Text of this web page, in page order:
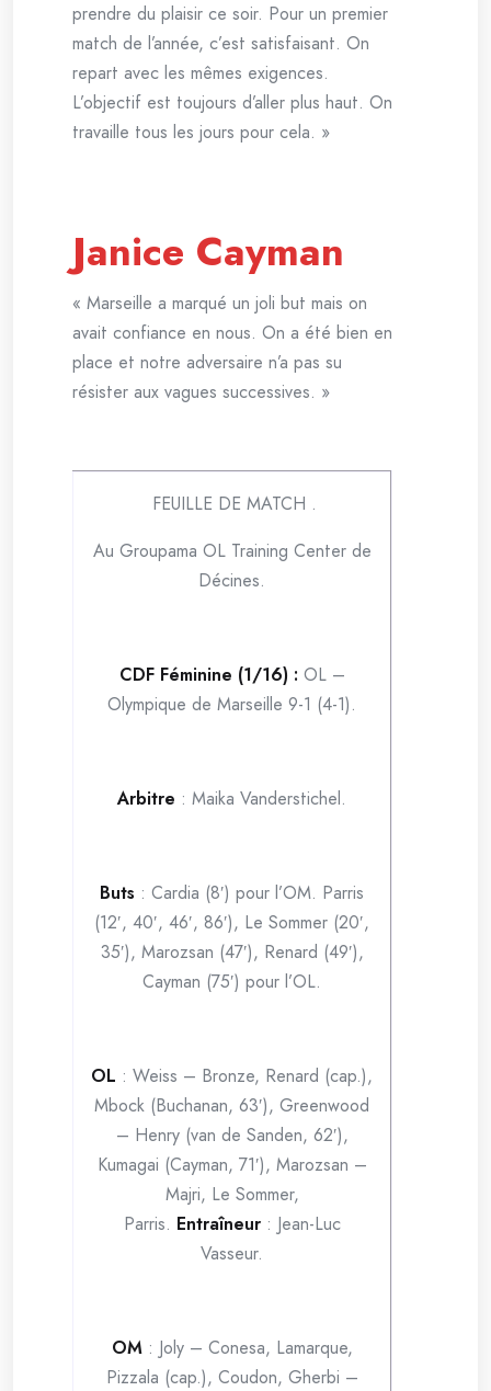
prendre du plaisir ce soir. Pour un premier
match de l’année, c’est satisfaisant. On
repart avec les mêmes exigences.
L’objectif est toujours d’aller plus haut. On
travaille tous les jours pour cela. »
Janice Cayman
« Marseille a marqué un joli but mais on
avait confiance en nous. On a été bien en
place et notre adversaire n’a pas su
résister aux vagues successives. »
FEUILLE DE MATCH .
Au Groupama OL Training Center de
Décines.
CDF Féminine (1/16) : OL –
Olympique de Marseille 9-1 (4-1).
Arbitre : Maika Vanderstichel.
Buts : Cardia (8′) pour l’OM. Parris
(12′, 40′, 46′, 86′), Le Sommer (20′,
35′), Marozsan (47′), Renard (49′),
Cayman (75′) pour l’OL.
OL : Weiss – Bronze, Renard (cap.),
Mbock (Buchanan, 63′), Greenwood
– Henry (van de Sanden, 62′),
Kumagai (Cayman, 71′), Marozsan –
Majri, Le Sommer,
Parris. Entraîneur: Jean-Luc
Vasseur.
OM : Joly – Conesa, Lamarque,
Pizzala (cap.), Coudon, Gherbi –